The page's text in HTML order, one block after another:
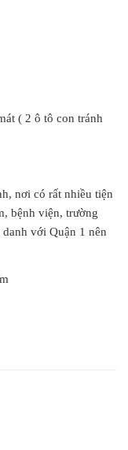
( 2 ô tô con tránh
nơi có rất nhiều tiện
bệnh viện, trường
với Quận 1 nên